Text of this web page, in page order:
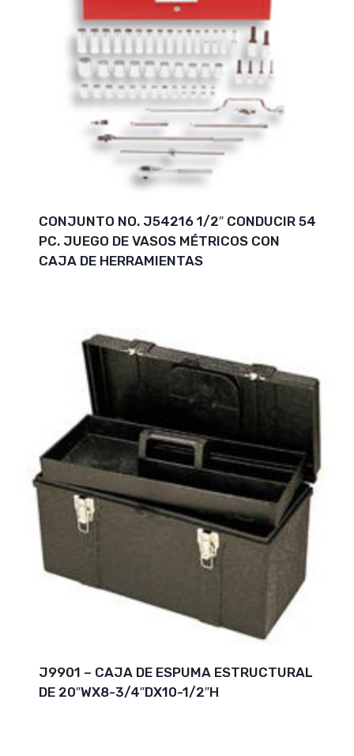
CONJUNTO NO. J54216 1/2″ CONDUCIR 54
PC. JUEGO DE VASOS MÉTRICOS CON
CAJA DE HERRAMIENTAS
J9901 – CAJA DE ESPUMA ESTRUCTURAL
DE 20″WX8-3/4″DX10-1/2″H